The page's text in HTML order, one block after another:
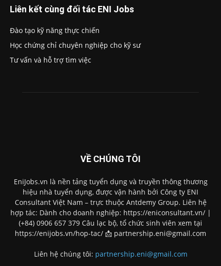
Liên kết cùng đối tác ENI Jobs
Đào tạo kỹ năng thực chiến
Học chứng chỉ chuyên nghiệp cho kỹ sư
Tư vấn và hỗ trợ tìm việc
VỀ CHÚNG TÔI
EniJobs.vn là nền tảng tuyển dụng và truyền thông thương
hiệu nhà tuyển dụng, được vận hành bởi Công ty ENI
Consultant Việt Nam – trực thuộc Antdemy Group. Liên hệ
hợp tác: Dành cho doanh nghiệp: https://eniconsultant.vn/ |
(+84) 0906 657 379 Câu lạc bộ, tổ chức sinh viên xem tại
https://enijobs.vn/hop-tac/ 📩 partnership.eni@gmail.com
Liên hệ chúng tôi: partnership.eni@gmail.com